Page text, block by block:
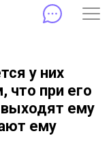
у них
что при его
ему
ему